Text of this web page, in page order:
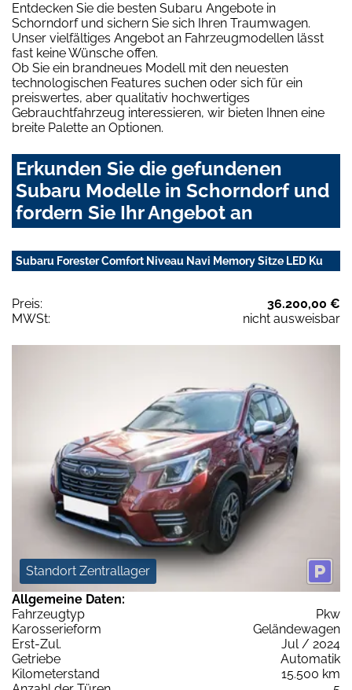
Entdecken Sie die besten Subaru Angebote in
Schorndorf und sichern Sie sich Ihren Traumwagen.
Unser vielfältiges Angebot an Fahrzeugmodellen lässt
fast keine Wünsche offen.
Ob Sie ein brandneues Modell mit den neuesten
technologischen Features suchen oder sich für ein
preiswertes, aber qualitativ hochwertiges
Gebrauchtfahrzeug interessieren, wir bieten Ihnen eine
breite Palette an Optionen.
Erkunden Sie die gefundenen
Subaru Modelle in Schorndorf und
fordern Sie Ihr Angebot an
Subaru Forester Comfort Niveau Navi Memory Sitze LED Ku
Preis:
36.200,00 €
MWSt:
nicht ausweisbar
Standort Zentrallager
Allgemeine Daten:
Fahrzeugtyp
Pkw
Karosserieform
Geländewagen
Erst-Zul.
Jul / 2024
Getriebe
Automatik
Kilometerstand
15.500 km